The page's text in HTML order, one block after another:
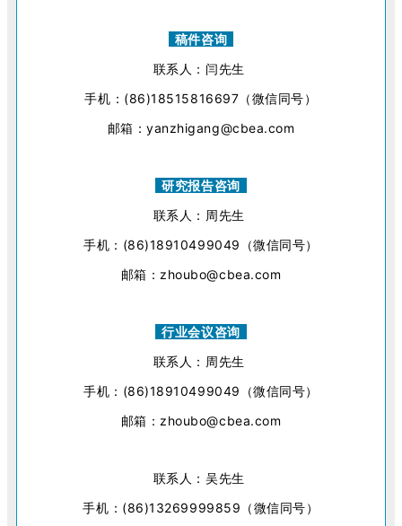
稿件咨询
联系人：闫先生
手机：(86)18515816697（微信同号）
邮箱：yanzhigang@cbea.com
研究报告咨询
联系人：周先生
手机：(86)18910499049（微信同号）
邮箱：zhoubo@cbea.com
行业会议咨询
联系人：周先生
手机：(86)18910499049（微信同号）
邮箱：zhoubo@cbea.com
联系人：吴先生
手机：(86)13269999859（微信同号）